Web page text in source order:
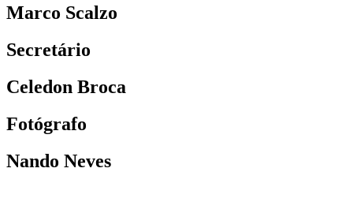
Marco Scalzo
Secretário
Celedon Broca
Fotógrafo
Nando Neves